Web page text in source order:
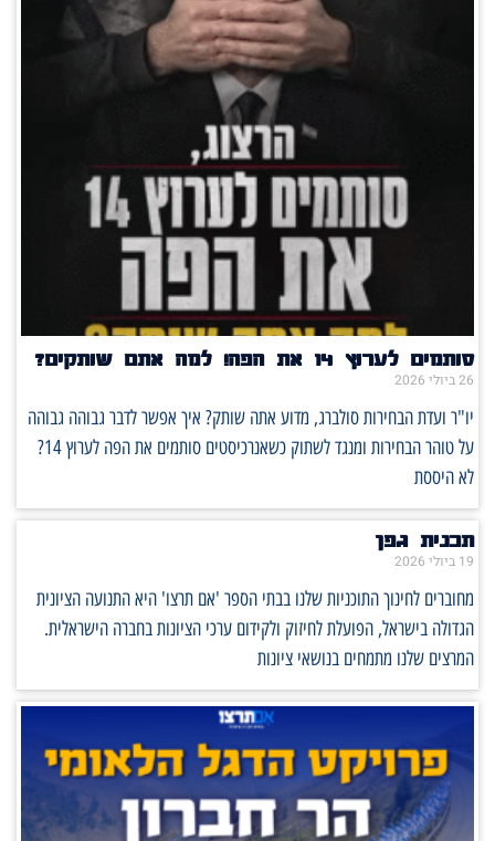
סותמים לערוץ 14 את הפה! למה אתם שותקים?
26 ביולי 2026
יו"ר ועדת הבחירות סולברג, מדוע אתה שותק? איך אפשר לדבר גבוהה גבוהה
על טוהר הבחירות ומנגד לשתוק כשאנרכיסטים סותמים את הפה לערוץ 14?
לא היססת
תכנית גפן
19 ביולי 2026
מחוברים לחינוך התוכניות שלנו בבתי הספר 'אם תרצו' היא התנועה הציונית
הגדולה בישראל, הפועלת לחיזוק ולקידום ערכי הציונות בחברה הישראלית.
המרצים שלנו מתמחים בנושאי ציונות